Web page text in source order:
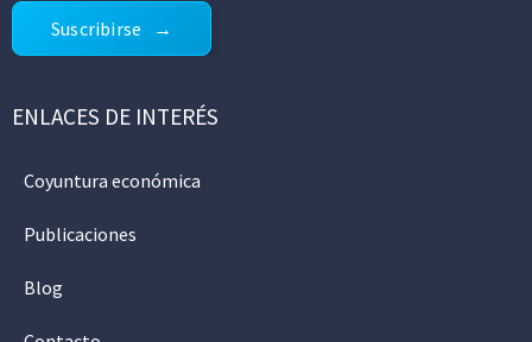
Suscribirse
ENLACES DE INTERÉS
Coyuntura económica
Publicaciones
Blog